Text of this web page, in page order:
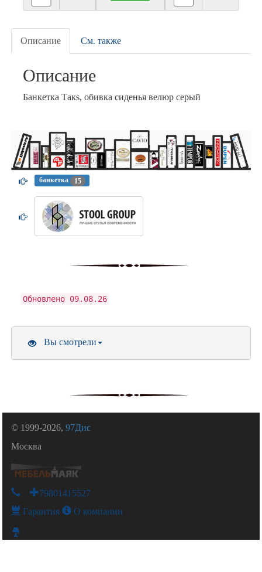
Описание См. также
Описание
Банкетка Такs, обивка сиденья велюр серый
банкетка 15
Обновлено 09.08.26
Вы смотрели
© 1999-2026,97Дис
Москва
+79801415527
Гарантия О компании